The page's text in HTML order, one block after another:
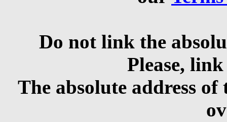
Do not link the
Please,
The absolute address